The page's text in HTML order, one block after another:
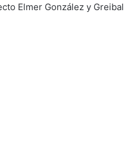
Elmer González y Greibal